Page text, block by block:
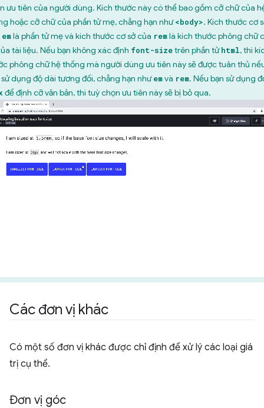
ưu tiên của người dùng. Kích thước này có thể bao gồm cỡ chữ của
hoặc cỡ chữ của phần tử mẹ, chẳng hạn như<body>. Kích thước cơ
emlà phần tử mẹ và kích thước cơ sở của remlà kích thước phông chữ
tài liệu. Nếu bạn không xác định font-sizetrên phần tửhtml, thì
phông chữ hệ thống mà người dùng ưu tiên này sẽ được tuân thủ
sử dụng độ dài tương đối, chẳng hạn nhưemvà rem. Nếu bạn sử dụng
để định cỡ văn bản, thì tuỳ chọn ưu tiên này sẽ bị bỏ qua.
Các đơn vị khác
Có một số đơn vị khác được chỉ định để xử lý các loại giá
trị cụ thể.
Đơn vị góc